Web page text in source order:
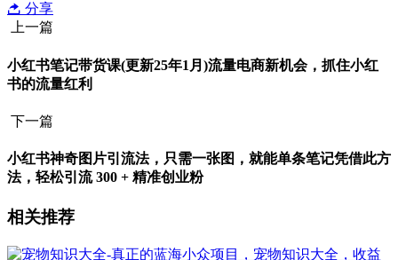
分享
上一篇
小红书笔记带货课(更新25年1月)流量电商新机会，抓住小红
书的流量红利
下一篇
小红书神奇图片引流法，只需一张图，就能单条笔记凭借此方
法，轻松引流 300 + 精准创业粉
相关推荐